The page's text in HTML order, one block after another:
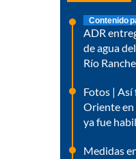
Contenido
ADR
de agua
Río
Fotos | Así
Oriente en
ya fue
Medidas